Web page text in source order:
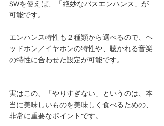
SWを使えば、「絶妙なバスエンハンス」が
可能です。
エンハンス特性も２種類から選べるので、ヘ
ッドホン／イヤホンの特性や、聴かれる音楽
の特性に合わせた設定が可能です。
実はこの、「やりすぎない」というのは、本
当に美味しいものを美味しく食べるための、
非常に重要なポイントです。